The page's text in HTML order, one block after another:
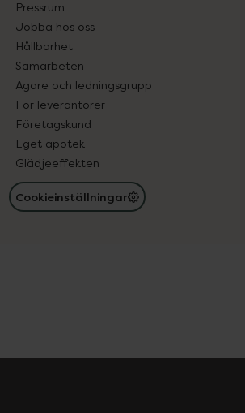
Pressrum
Jobba hos oss
Hållbarhet
Samarbeten
Ägare och ledningsgrupp
För leverantörer
Företagskund
Eget apotek
Glädjeeffekten
Cookieinställningar